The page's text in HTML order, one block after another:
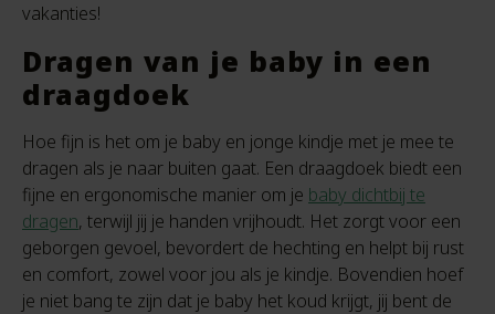
vakanties!
Dragen van je baby in een
draagdoek
Hoe fijn is het om je baby en jonge kindje met je mee te
dragen als je naar buiten gaat. Een draagdoek biedt een
fijne en ergonomische manier om je baby dichtbij te
dragen, terwijl jij je handen vrijhoudt. Het zorgt voor een
geborgen gevoel, bevordert de hechting en helpt bij rust
en comfort, zowel voor jou als je kindje. Bovendien hoef
je niet bang te zijn dat je baby het koud krijgt, jij bent de